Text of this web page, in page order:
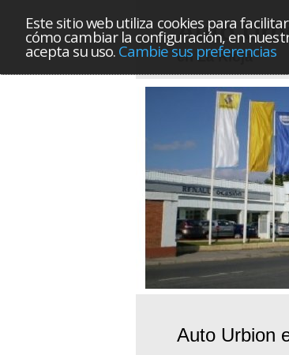
Este sitio web utiliza cookies para
cómo cambiar la configuración, en
acepta su uso. Cambie sus preferencias
Auto
en La Rioja
Auto Urbion